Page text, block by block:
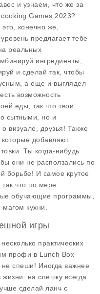
и узнаем, что же за
Games 2023?
конечно же,
предлагает тебе
реальных
ингредиенты,
и сделай так, чтобы
а еще и выглядел
возможность
еды, так что твои
сытными, но и
визуале, друзья! Также
добавляют
Ты когда-нибудь
они не расползались по
борьбе! И самое крутое
что по мере
обучающие программы,
кухни.
игры
практических
профи в Lunch Box
не спеши! Иногда важнее
жизни: на спешку всегда
сделай ланч с